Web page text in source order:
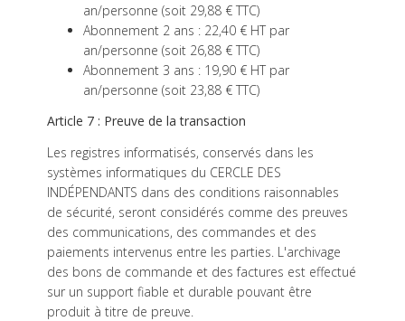
an/personne (soit 29,88 € TTC)
Abonnement 2 ans : 22,40 € HT par
an/personne (soit 26,88 € TTC)
Abonnement 3 ans : 19,90 € HT par
an/personne (soit 23,88 € TTC)
Article 7 : Preuve de la transaction
Les registres informatisés, conservés dans les
systèmes informatiques du CERCLE DES
INDÉPENDANTS dans des conditions raisonnables
de sécurité, seront considérés comme des preuves
des communications, des commandes et des
paiements intervenus entre les parties. L'archivage
des bons de commande et des factures est effectué
sur un support fiable et durable pouvant être
produit à titre de preuve.